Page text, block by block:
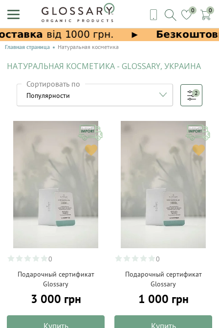
0 0
Главная страница Натуральная косметика
НАТУРАЛЬНАЯ КОСМЕТИКА - GLOSSARY, УКРАИНА
Сортировать по
2
0
Подарочный сертификат
Glossary
3 000 грн
0
Подарочный сертификат
Glossary
1 000 грн